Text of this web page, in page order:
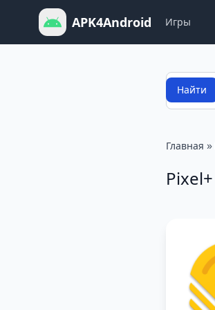
APK4Android Игры
Поиск
Найти
Главная »
Pixel+